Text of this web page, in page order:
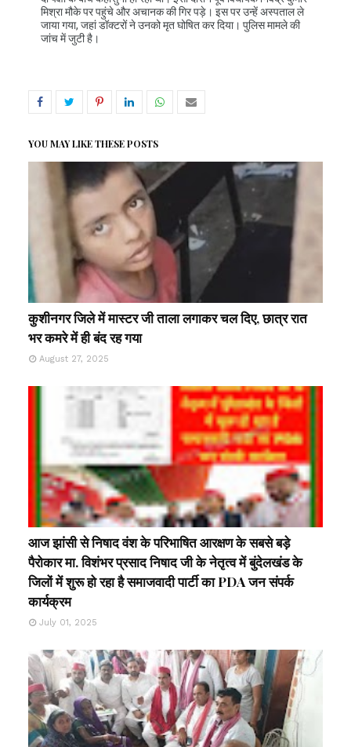
मिश्रा मौके पर पहुंचे और अचानक की गिर पड़े। इस पर उन्हें अस्पताल ले
जाया गया, जहां डॉक्टरों ने उनको मृत घोषित कर दिया। पुलिस मामले की
जांच में जुटी है।
YOU MAY LIKE THESE POSTS
कुशीनगर जिले में मास्टर जी ताला लगाकर चल दिए, छात्र रात
भर कमरे में ही बंद रह गया
August 27, 2025
आज झांसी से निषाद वंश के परिभाषित आरक्षण के सबसे बड़े
पैरोकार मा. विशंभर प्रसाद निषाद जी के नेतृत्व में बुंदेलखंड के
जिलों में शुरू हो रहा है समाजवादी पार्टी का PDA जन संपर्क
कार्यक्रम
July 01, 2025